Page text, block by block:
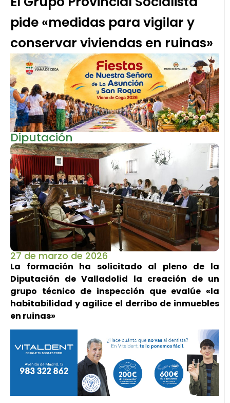
pide «medidas para vigilar y
conservar viviendas en ruinas»
Diputación
27 de marzo de 2026
La formación ha solicitado al pleno de la
Diputación de Valladolid la creación de un
grupo técnico de inspección que evalúe «la
habitabilidad y agilice el derribo de inmuebles
en ruinas»